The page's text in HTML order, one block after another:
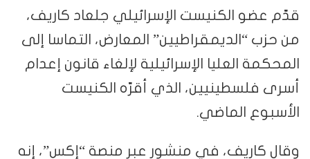
قدّم عضو الكنيست الإسرائيلي جلعاد كاريف،
من حزب “الديمقراطيين” المعارض، التماسا إلى
المحكمة العليا الإسرائيلية لإلغاء قانون إعدام
أسرى فلسطينيين، الذي أقرّه الكنيست
الأسبوع الماضي.
وقال كاريف، في منشور عبر منصة “إكس”، إنه